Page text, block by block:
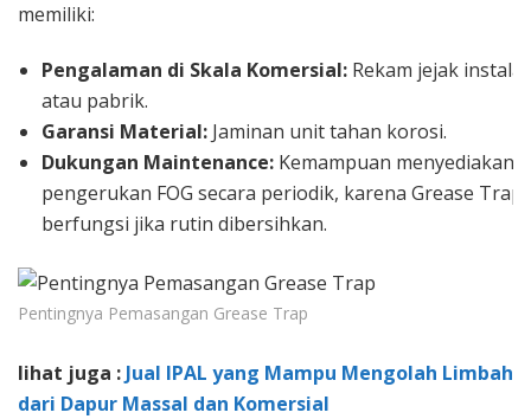
memiliki:
Pengalaman di Skala Komersial: Rekam jejak
atau pabrik.
Garansi Material: Jaminan unit tahan korosi.
Dukungan Maintenance: Kemampuan menyediakan
pengerukan FOG secara periodik, karena Grease Trap
berfungsi jika rutin dibersihkan.
Pentingnya Pemasangan Grease Trap
lihat juga :Jual IPAL yang Mampu Mengolah Limbah
dari Dapur Massal dan Komersial